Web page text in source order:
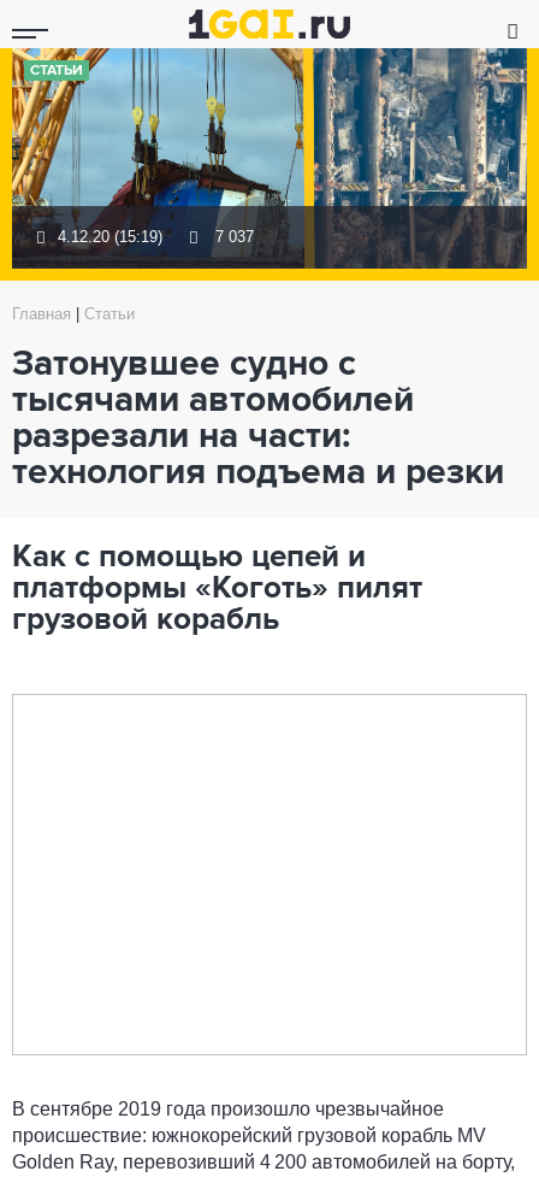
СТАТЬИ
4.12.20 (15:19) 7 037
Главная Статьи
Затонувшее судно с
тысячами автомобилей
разрезали на части:
технология подъема и резки
Как с помощью цепей и
платформы «Коготь» пилят
грузовой корабль
В сентябре 2019 года произошло чрезвычайное
происшествие: южнокорейский грузовой корабль MV
Golden Ray, перевозивший 4 200 автомобилей на борту,